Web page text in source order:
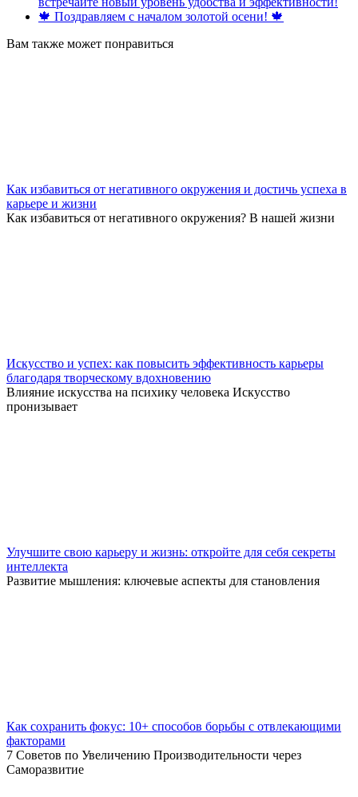
🍁 Поздравляем с началом золотой осени! 🍁
Вам также может понравиться
Как избавиться от негативного окружения и достичь успеха в
карьере и жизни
Как избавиться от негативного окружения? В нашей жизни
Искусство и успех: как повысить эффективность карьеры
благодаря творческому вдохновению
Влияние искусства на психику человека Искусство
пронизывает
Улучшите свою карьеру и жизнь: откройте для себя секреты
интеллекта
Развитие мышления: ключевые аспекты для становления
Как сохранить фокус: 10+ способов борьбы с отвлекающими
факторами
7 Советов по Увеличению Производительности через
Саморазвитие